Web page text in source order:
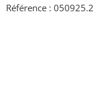
Référence : 050925.2